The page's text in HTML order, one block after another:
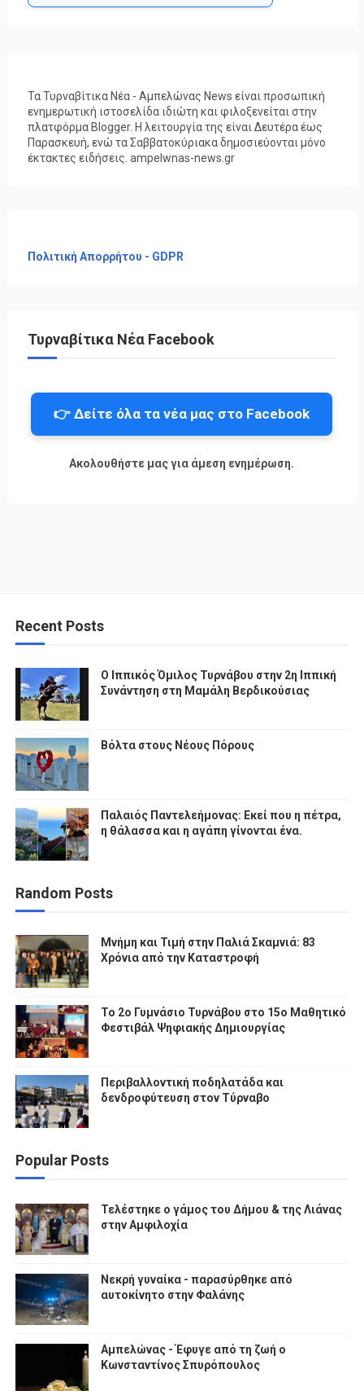
Τα Τυρναβίτικα Νέα - Αμπελώνας News είναι προσωπική
ενημερωτική ιστοσελίδα ιδιώτη και φιλοξενείται στην
πλατφόρμα Blogger. Η λειτουργία της είναι Δευτέρα έως
Παρασκευή, ενώ τα Σαββατοκύριακα δημοσιεύονται μόνο
έκτακτες ειδήσεις. ampelwnas-news.gr
Πολιτική Απορρήτου - GDPR
Τυρναβίτικα Νέα Facebook
👉 Δείτε όλα τα νέα μας στο Facebook
Ακολουθήστε μας για άμεση ενημέρωση.
Recent Posts
Ο Ιππικός Όμιλος Τυρνάβου στην 2η Ιππική
Συνάντηση στη Μαμάλη Βερδικούσιας
Βόλτα στους Νέους Πόρους
Παλαιός Παντελεήμονας: Εκεί που η πέτρα,
η θάλασσα και η αγάπη γίνονται ένα.
Random Posts
Μνήμη και Τιμή στην Παλιά Σκαμνιά: 83
Χρόνια από την Καταστροφή
To 2ο Γυμνάσιο Τυρνάβου στο 15ο Μαθητικό
Φεστιβάλ Ψηφιακής Δημιουργίας
Περιβαλλοντική ποδηλατάδα και
δενδροφύτευση στον Τύρναβο
Popular Posts
Τελέστηκε ο γάμος του Δήμου & της Λιάνας
στην Αμφιλοχία
Νεκρή γυναίκα - παρασύρθηκε από
αυτοκίνητο στην Φαλάνης
Αμπελώνας - Έφυγε από τη ζωή ο
Κωνσταντίνος Σπυρόπουλος